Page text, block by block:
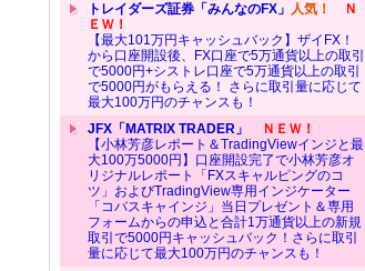
トレイダーズ証券「みんなのFX」 人気！
Ｎ
ＥＷ！
【最大101万円キャッシュバック】ザイFX！
から口座開設後、FX口座で5万通貨以上の取引
で5000円+シストレ口座で5万通貨以上の取引
で5000円がもらえる！ さらに取引量に応じて
最大100万円のチャンスも！
JFX「MATRIX TRADER」
ＮＥＷ！
【小林芳彦レポート＆TradingViewインジと最
大100万5000円】口座開設完了で小林芳彦オ
リジナルレポート「FXスキャルピングのコ
ツ」およびTradingView専用インジケーター
「コバスキャインジ」当日プレゼント＆専用
フォームからの申込と合計1万通貨以上の新規
取引で5000円キャッシュバック！さらに取引
量に応じて最大100万円のチャンスも！